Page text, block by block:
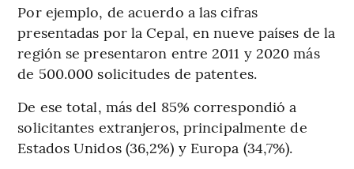
Por ejemplo, de acuerdo a las cifras
presentadas por la Cepal, en nueve países de la
región se presentaron entre 2011 y 2020 más
de 500.000 solicitudes de patentes.
De ese total, más del 85% correspondió a
solicitantes extranjeros, principalmente de
Estados Unidos (36,2%) y Europa (34,7%).